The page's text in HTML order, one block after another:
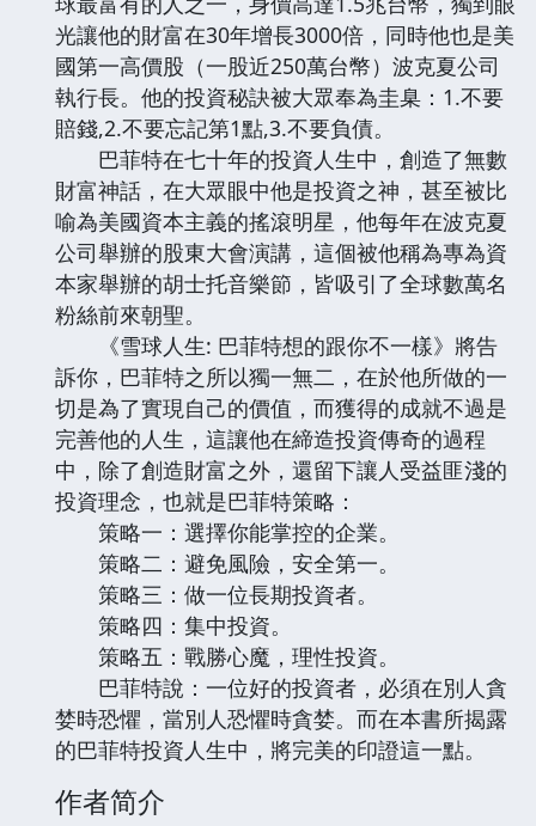
光讓他的財富在30年增長3000倍，同時他也是美
國第一高價股（一股近250萬台幣）波克夏公司
執行長。他的投資秘訣被大眾奉為圭臬：1.不要
賠錢,2.不要忘記第1點,3.不要負債。
巴菲特在七十年的投資人生中，創造了無數
財富神話，在大眾眼中他是投資之神，甚至被比
喻為美國資本主義的搖滾明星，他每年在波克夏
公司舉辦的股東大會演講，這個被他稱為專為資
本家舉辦的胡士托音樂節，皆吸引了全球數萬名
粉絲前來朝聖。
《雪球人生: 巴菲特想的跟你不一樣》將告
訴你，巴菲特之所以獨一無二，在於他所做的一
切是為了實現自己的價值，而獲得的成就不過是
完善他的人生，這讓他在締造投資傳奇的過程
中，除了創造財富之外，還留下讓人受益匪淺的
投資理念，也就是巴菲特策略：
策略一：選擇你能掌控的企業。
策略二：避免風險，安全第一。
策略三：做一位長期投資者。
策略四：集中投資。
策略五：戰勝心魔，理性投資。
巴菲特說：一位好的投資者，必須在別人貪
婪時恐懼，當別人恐懼時貪婪。而在本書所揭露
的巴菲特投資人生中，將完美的印證這一點。
作者简介